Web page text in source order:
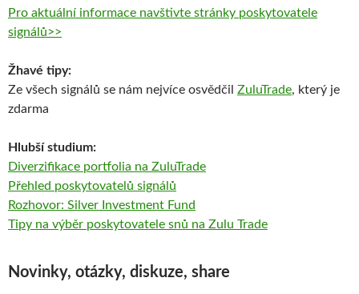
Pro aktuální informace navštivte stránky poskytovatele
signálů>>
Žhavé tipy:
Ze všech signálů se nám nejvíce osvědčil ZuluTrade, který je
zdarma
Hlubší studium:
Diverzifikace portfolia na ZuluTrade
Přehled poskytovatelů signálů
Rozhovor: Silver Investment Fund
Tipy na výběr poskytovatele snů na Zulu Trade
Novinky, otázky, diskuze, share